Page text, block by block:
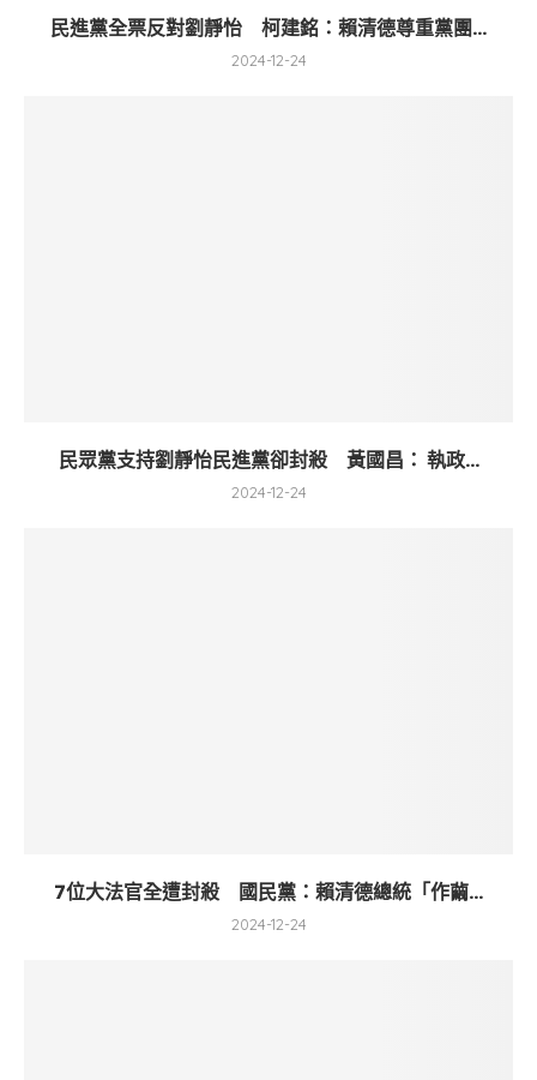
民進黨全票反對劉靜怡 柯建銘：賴清德尊重黨團...
2024-12-24
民眾黨支持劉靜怡民進黨卻封殺 黃國昌： 執政...
2024-12-24
7位大法官全遭封殺 國民黨：賴清德總統「作繭...
2024-12-24